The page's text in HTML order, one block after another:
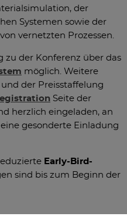
der
Systemen sowie der
vernetzten Prozessen.
zu der Konferenz über das
möglich. Weitere
der Preisstaffelung
Seite der
herzlich eingeladen, an
gesonderte Einladung
Early-Bird-
sind bis zum Beginn der